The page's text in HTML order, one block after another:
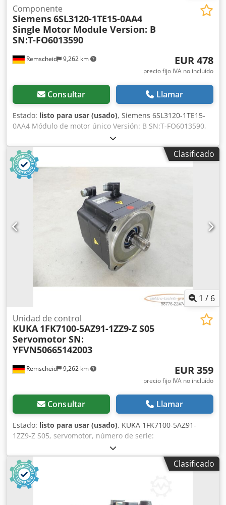
Remscheid 9,262 km
Componente
Siemens6SL3120-1TE15-0AA4
Single Motor Module Version: B
SN:T-FO6013590
EUR 478
precio fijo IVA no incluído
Consultar Llamar
Estado: listo para usar (usado), Siemens 6SL3120-1TE15-
0AA4 Módulo de motor único Versión: B SN:T-FO6013590,
usado, en buen estado, 100% funcional, alcance de
suministro según fotos. Cjdpfx Ajx Euz Hsd Ssrf
Clasificado
1 / 6
Remscheid 9,262 km
Unidad de control
KUKA 1FK7100-5AZ91-1ZZ9-Z S05
Servomotor SN:
YFVN50665142003
EUR 359
precio fijo IVA no incluído
Consultar Llamar
Estado: listo para usar (usado), KUKA 1FK7100-5AZ91-
1ZZ9-Z S05, servomotor, número de serie:
YFVN50665142003. Usado, en buen estado de
conservación, 100 % funcional. El alcance del suministro se
detalla en las fotos. Cedezq N Rdepfx Ad Sjrf
Clasificado